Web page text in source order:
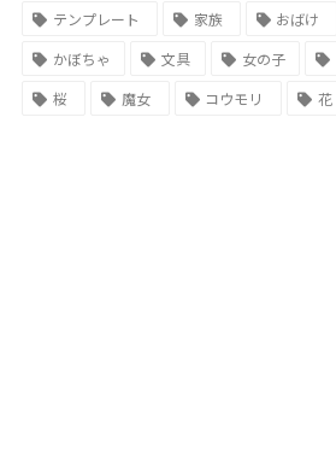
テンプレート
家族 おばけ
かぼちゃ
文具 女の子
桜
魔女 コウモリ 花